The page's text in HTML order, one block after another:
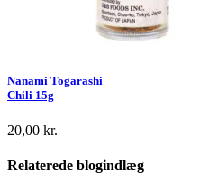
Nanami Togarashi
Chili 15g
20,00 kr.
Relaterede blogindlæg